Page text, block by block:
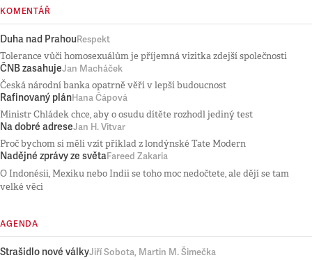
KOMENTÁŘ
Duha nad PrahouRespekt
Tolerance vůči homosexuálům je příjemná vizitka zdejší společnosti
ČNB zasahujeJan Macháček
Česká národní banka opatrně věří v lepší budoucnost
Rafinovaný plánHana Čápová
Ministr Chládek chce, aby o osudu dítěte rozhodl jediný test
Na dobré adreseJan H. Vitvar
Proč bychom si měli vzít příklad z londýnské Tate Modern
Nadějné zprávy ze světaFareed Zakaria
O Indonésii, Mexiku nebo Indii se toho moc nedočtete, ale dějí se tam
velké věci
AGENDA
Strašidlo nové válkyJiří Sobota, Martin M. Šimečka